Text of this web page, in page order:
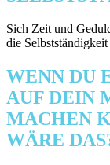
Sich Zeit und
die
WENN DU
AUF DEIN
MACHEN
WÄRE